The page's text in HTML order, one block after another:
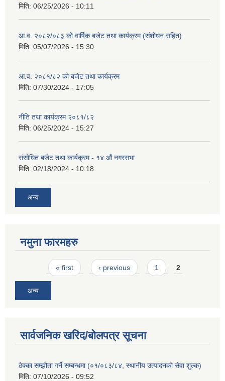
मिति: 06/25/2026 - 10:11
आ.व. २०८२/०८३ को वार्षिक बजेट तथा कार्यक्रम (संशोधन सहित)
मिति: 05/07/2026 - 15:30
आ.व. २०८१/८२ को बजेट तथा कार्यक्रम
मिति: 07/30/2024 - 17:05
नीति तथा कार्यक्रम २०८१/८२
मिति: 06/25/2024 - 15:27
संसोधित बजेट तथा कार्यक्रम - १४ औं नगरसभा
मिति: 02/18/2024 - 10:18
अन्य
नमुना फारमहरु
Pages« first ‹ previous 1 2
अन्य
सार्वजनिक खरिद/बोलपत्र सूचना
ठेक्का सम्झौता गर्ने सम्बन्धमा (०१/०८३/८४, स्थानीय उत्पादनको सेवा शुल्क)
मिति: 07/10/2026 - 09:52